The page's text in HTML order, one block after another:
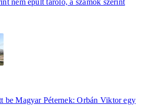
be Magyar Péternek: Orbán Viktor egy